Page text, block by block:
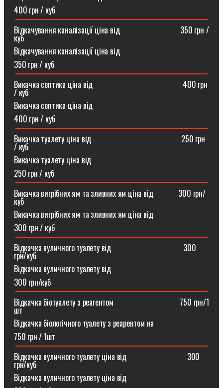
400 грн / куб
Відкачування каналізації ціна від ⠀⠀⠀⠀⠀⠀⠀⠀⠀⠀350 грн /
куб
Відкачування каналізації ціна від
350 грн / куб
Викачка септика ціна від ⠀⠀⠀⠀⠀⠀⠀⠀⠀⠀⠀⠀⠀⠀⠀400 грн
/ куб
Викачка септика ціна від
400 грн / куб
Викачка туалету ціна від ⠀⠀⠀⠀⠀⠀⠀⠀⠀⠀⠀⠀⠀⠀⠀250 грн
/ куб⠀
Викачка туалету ціна від
250 грн / куб
Викачка вигрібних ям та зливних ям ціна від ⠀⠀⠀⠀300 грн/
куб
Викачка вигрібних ям та зливних ям ціна від
300 грн / куб
Відкачка вуличного туалету від ⠀⠀⠀⠀⠀⠀⠀⠀⠀⠀⠀⠀300
грн/куб
Відкачка вуличного туалету від
300 грн/куб
Відкачка біотуалету з реагентом ⠀⠀⠀⠀⠀⠀⠀⠀⠀⠀⠀750 грн/1
шт
Відкачка біологічного туалету з реарентом на
750 грн / 1шт
Відкачка вуличного туалету ціна від ⠀⠀⠀⠀⠀⠀⠀⠀⠀⠀300
грн/куб
Відкачка вуличного туалету ціна від